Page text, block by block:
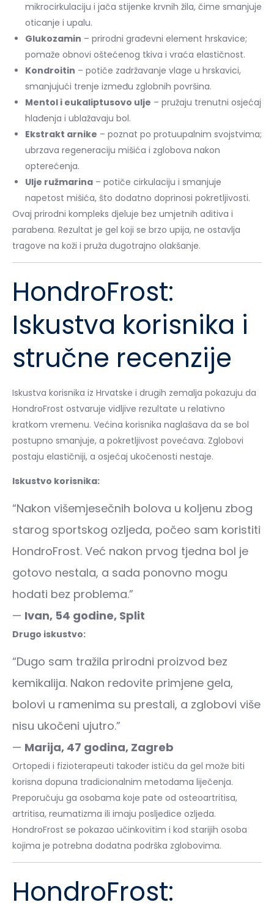
mikrocirkulaciju i jača stijenke krvnih žila, čime smanjuje
oticanje i upalu.
Glukozamin – prirodni građevni element hrskavice;
pomaže obnovi oštećenog tkiva i vraća elastičnost.
Kondroitin – potiče zadržavanje vlage u hrskavici,
smanjujući trenje između zglobnih površina.
Mentol i eukaliptusovo ulje – pružaju trenutni osjećaj
hlađenja i ublažavaju bol.
Ekstrakt arnike – poznat po protuupalnim svojstvima;
ubrzava regeneraciju mišića i zglobova nakon
opterećenja.
Ulje ružmarina – potiče cirkulaciju i smanjuje
napetost mišića, što dodatno doprinosi pokretljivosti.
Ovaj prirodni kompleks djeluje bez umjetnih aditiva i
parabena. Rezultat je gel koji se brzo upija, ne ostavlja
tragove na koži i pruža dugotrajno olakšanje.
HondroFrost:
Iskustva korisnika i
stručne recenzije
Iskustva korisnika iz Hrvatske i drugih zemalja pokazuju da
HondroFrost ostvaruje vidljive rezultate u relativno
kratkom vremenu. Većina korisnika naglašava da se bol
postupno smanjuje, a pokretljivost povećava. Zglobovi
postaju elastičniji, a osjećaj ukočenosti nestaje.
Iskustvo korisnika:
“Nakon višemjesečnih bolova u koljenu zbog
starog sportskog ozljeda, počeo sam koristiti
HondroFrost. Već nakon prvog tjedna bol je
gotovo nestala, a sada ponovno mogu
hodati bez problema.”
— Ivan, 54 godine, Split
Drugo iskustvo:
“Dugo sam tražila prirodni proizvod bez
kemikalija. Nakon redovite primjene gela,
bolovi u ramenima su prestali, a zglobovi više
nisu ukočeni ujutro.”
— Marija, 47 godina, Zagreb
Ortopedi i fizioterapeuti također ističu da gel može biti
korisna dopuna tradicionalnim metodama liječenja.
Preporučuju ga osobama koje pate od osteoartritisa,
artritisa, reumatizma ili imaju posljedice ozljeda.
HondroFrost se pokazao učinkovitim i kod starijih osoba
kojima je potrebna dodatna podrška zglobovima.
HondroFrost: